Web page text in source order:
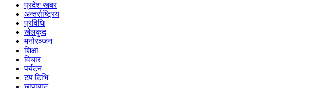
प्रदेश खबर
अन्तर्राष्ट्रिय
प्रविधि
खेलकुद
मनोरञ्जन
शिक्षा
विचार
पर्यटन
टप टिभि